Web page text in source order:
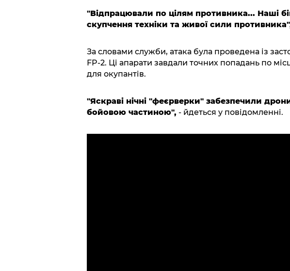
"Відпрацювали по цілям противника... Наші
скупчення техніки та живої сили
За словами служби, атака була проведена із
FP-2. Ці апарати завдали точних попадань по
для окупантів.
"Яскраві нічні "феєрверки" забезпечили
бойовою частиною", - йдеться у повідомленні.